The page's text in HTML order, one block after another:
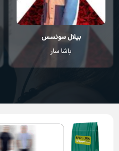
بیلال سونسس
باشا سار